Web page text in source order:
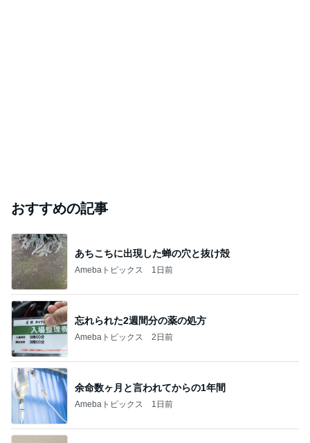
おすすめの記事
あちこちに出現した蝉の穴と抜け殻
Amebaトピックス 1日前
忘れられた2週間分の薬の処方
Amebaトピックス 2日前
余命数ヶ月と言われてからの1年間
Amebaトピックス 1日前